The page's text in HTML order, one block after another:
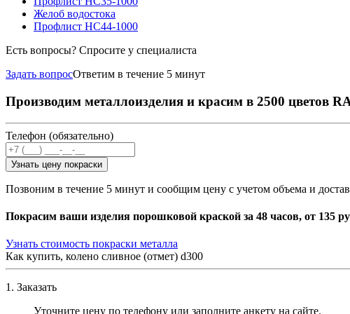
Желоб водостока
Профлист НС44-1000
Есть вопросы? Спросите у специалиста
Задать вопросОтветим в течение 5 минут
Производим металлоизделия и красим в 2500 цветов
Телефон (обязательно)
Узнать цену покраски
Позвоним в течение 5 минут и сообщим цену с учетом объема и
Покрасим ваши изделия порошковой краской за 48 часов, от 135
Узнать стоимость покраски металла
Как купить, колено сливное (отмет) d300
1. Заказать
Уточните цену по телефону или заполните анкету на сайте.